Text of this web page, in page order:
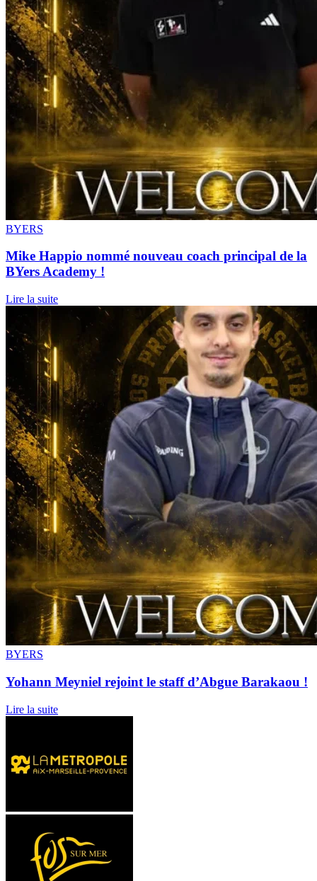
BYERS
Mike Happio nommé nouveau coach principal de la
BYers Academy !
Lire la suite
BYERS
Yohann Meyniel rejoint le staff d’Abgue Barakaou !
Lire la suite